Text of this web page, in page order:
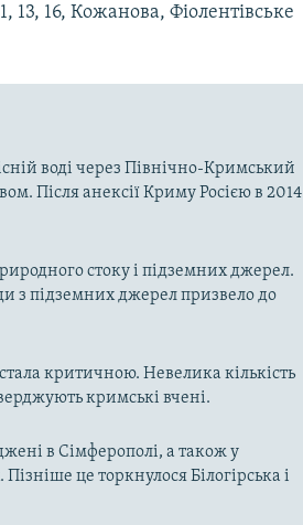
16, Кожанова, Фіолентівське
воді через Північно-Кримський
Після анексії Криму Росією в 2014
стоку і підземних джерел.
з підземних джерел призвело до
критичною. Невелика кількість
кримські вчені.
в Сімферополі, а також у
це торкнулося Білогірська і